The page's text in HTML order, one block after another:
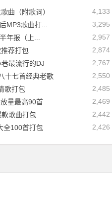
4,133
曲（附歌词）
3,295
MP3歌曲打...
2,957
年报（上...
2,874
荐打包
2,767
最流行的DJ
2,550
十七首经典老歌
2,485
歌打包
2,469
量最高90首
2,442
歌曲打包
2,426
全100首打包